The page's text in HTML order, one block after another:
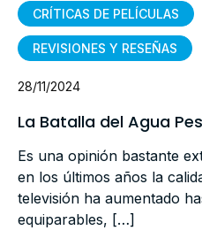
CRÍTICAS DE PELÍCULAS
REVISIONES Y RESEÑAS
28/11/2024
La Batalla del Agua
Es una opinión bastante
en los últimos años la
televisión ha aumentado
equiparables, […]